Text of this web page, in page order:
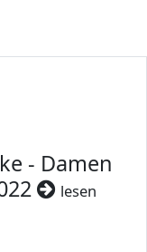
- Damen
lesen